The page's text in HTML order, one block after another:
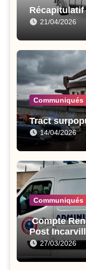
21/04/2026
Communiqués
Tract
14/04/2026
Communiqués
Compte
Post
27/03/2026